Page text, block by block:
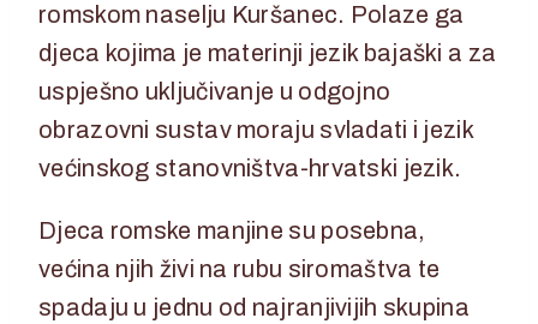
romskom naselju Kuršanec. Polaze ga
djeca kojima je materinji jezik bajaški a za
uspješno uključivanje u odgojno
obrazovni sustav moraju svladati i jezik
većinskog stanovništva-hrvatski jezik.
Djeca romske manjine su posebna,
većina njih živi na rubu siromaštva te
spadaju u jednu od najranjivijih skupina